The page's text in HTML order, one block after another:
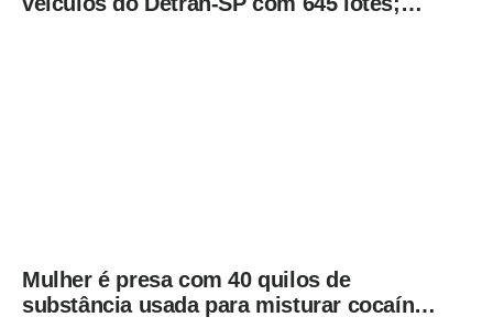
Mulher é presa com 40 quilos de
substância usada para misturar cocaína